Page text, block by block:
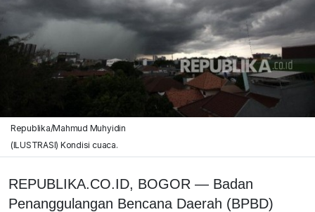
Republika/Mahmud Muhyidin
(ILUSTRASI) Kondisi cuaca.
REPUBLIKA.CO.ID, BOGOR — Badan
Penanggulangan Bencana Daerah (BPBD)